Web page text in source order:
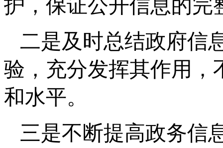
护，保证公开信息的完
二是及时总结政府信
验，充分发挥其作用，
和水平。
三是不断提高政务信